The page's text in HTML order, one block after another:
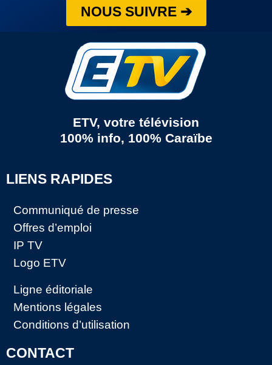
NOUS SUIVRE ➔
ETV, votre télévision
100% info, 100% Caraïbe
LIENS RAPIDES
Communiqué de presse
Offres d’emploi
IP TV
Logo ETV
Ligne éditoriale
Mentions légales
Conditions d’utilisation
CONTACT